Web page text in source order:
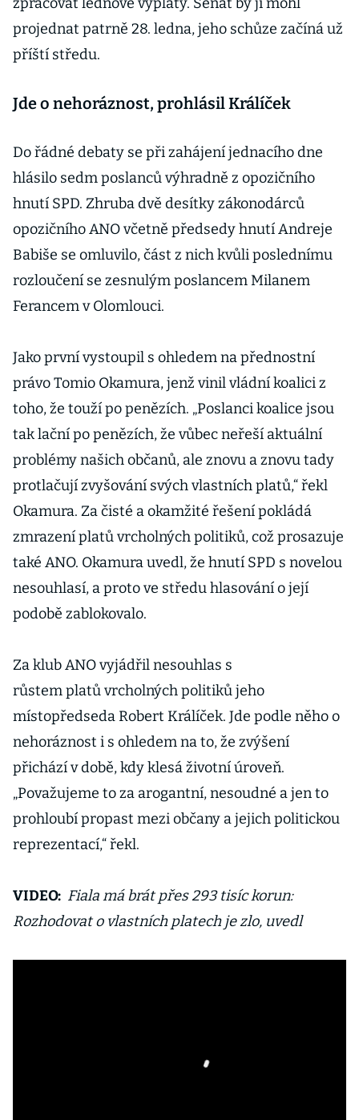
projednat patrně 28. ledna, jeho schůze začíná už
příští středu.
Jde o nehoráznost, prohlásil Králíček
Do řádné debaty se při zahájení jednacího dne
hlásilo sedm poslanců výhradně z opozičního
hnutí SPD. Zhruba dvě desítky zákonodárců
opozičního ANO včetně předsedy hnutí Andreje
Babiše se omluvilo, část z nich kvůli poslednímu
rozloučení se zesnulým poslancem Milanem
Ferancem v Olomlouci.
Jako první vystoupil s ohledem na přednostní
právo Tomio Okamura, jenž vinil vládní koalici z
toho, že touží po penězích. „Poslanci koalice jsou
tak lační po penězích, že vůbec neřeší aktuální
problémy našich občanů, ale znovu a znovu tady
protlačují zvyšování svých vlastních platů,“ řekl
Okamura. Za čisté a okamžité řešení pokládá
zmrazení platů vrcholných politiků, což prosazuje
také ANO. Okamura uvedl, že hnutí SPD s novelou
nesouhlasí, a proto ve středu hlasování o její
podobě zablokovalo.
Za klub ANO vyjádřil nesouhlas s
růstem platů vrcholných politiků jeho
místopředseda Robert Králíček. Jde podle něho o
nehoráznost i s ohledem na to, že zvýšení
přichází v době, kdy klesá životní úroveň.
„Považujeme to za arogantní, nesoudné a jen to
prohloubí propast mezi občany a jejich politickou
reprezentací,“ řekl.
VIDEO: Fiala má brát přes 293 tisíc korun:
Rozhodovat o vlastních platech je zlo, uvedl